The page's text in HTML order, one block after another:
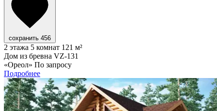
сохранить 456
2 этажа 5 комнат 121 м²
Дом из бревна VZ-131
«Ореол» По запросу
Подробнее